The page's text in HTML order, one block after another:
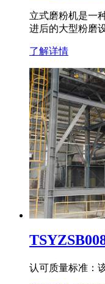
立式磨粉机是一
进后的大型粉磨
了解详情
认可质量标准：